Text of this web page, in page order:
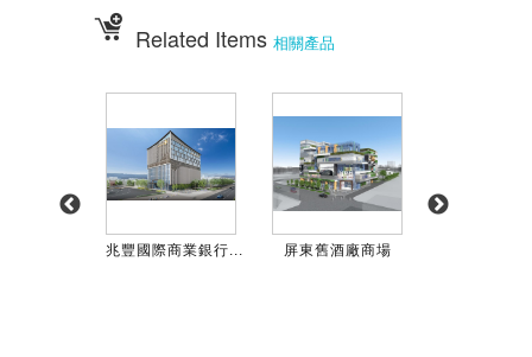
Related Items 相關產品
兆豐國際商業銀行... 屏東舊酒廠商場